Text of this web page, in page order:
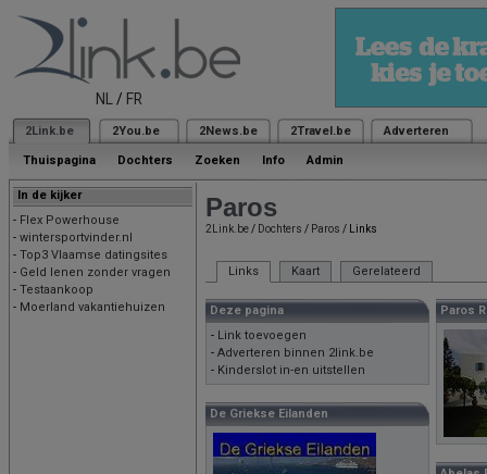
NL / FR
2Link.be 2You.be 2News.be 2Travel.be Adverteren
Thuispagina Dochters Zoeken Info Admin
In de kijker
- Flex Powerhouse
- wintersportvinder.nl
- Top3 Vlaamse datingsites
- Geld lenen zonder vragen
- Testaankoop
- Moerland vakantiehuizen
Paros
2Link.be/ Dochters / Paros / Links
Links Kaart Gerelateerd
Deze pagina
- Link toevoegen
- Adverteren binnen 2link.be
- Kinderslot in-en uitstellen
De Griekse Eilanden
Paros